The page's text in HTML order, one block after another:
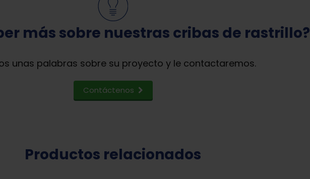
más sobre nuestras cribas de rastrillo?
unas palabras sobre su proyecto y le contactaremos.
Contáctenos
Productos relacionados